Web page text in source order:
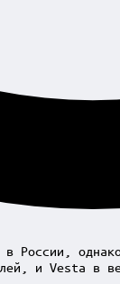
России,
и Vesta в